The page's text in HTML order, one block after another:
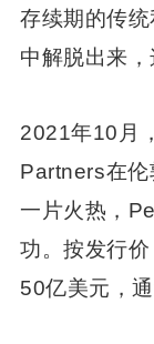
存续期的传
中解脱出来
2021年10月
Partners在伦
一片火热，
功。按发行
50亿美元，